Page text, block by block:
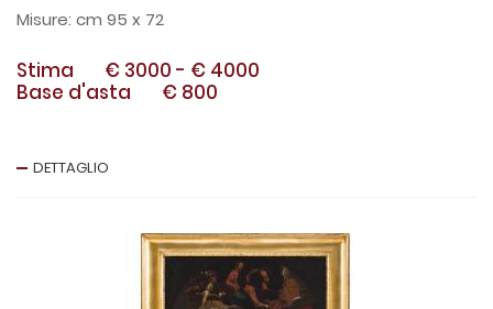
cm 95 x 72
Stima € 3000 - € 4000
Base d'asta
€ 800
DETTAGLIO